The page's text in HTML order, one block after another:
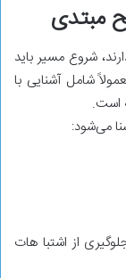
مبتدی
شروع مسیر باید
شامل آشنایی با
است.
می‌شود:
از اشتبا هات